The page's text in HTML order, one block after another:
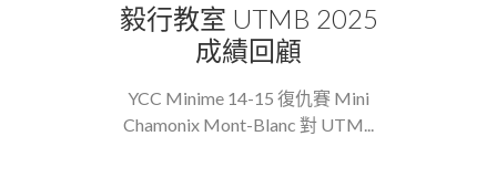
毅行教室 UTMB 2025
成績回顧
YCC Minime 14-15 復仇賽 Mini
Chamonix Mont-Blanc 對 UTM...